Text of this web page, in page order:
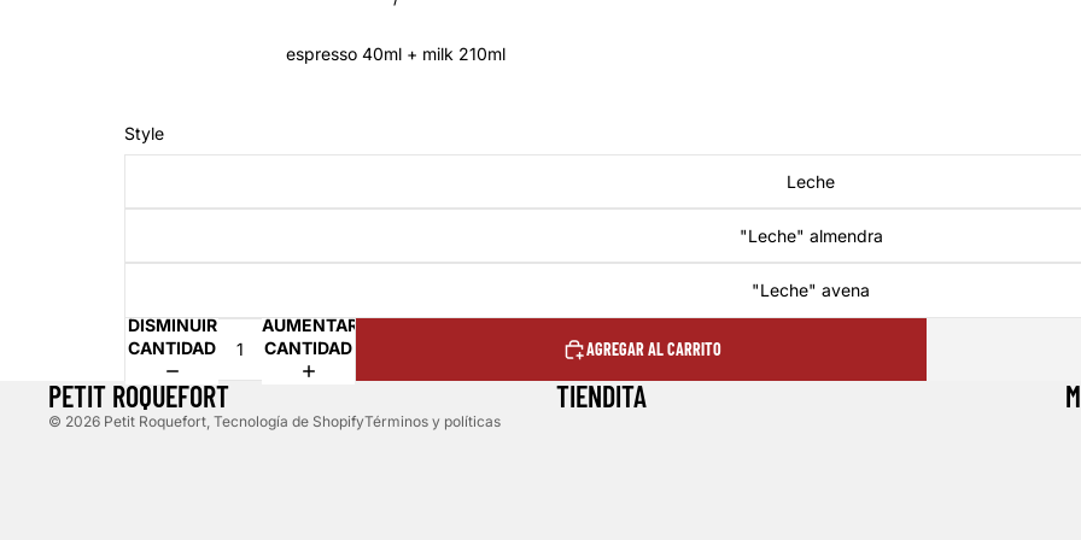
espresso 40ml + milk 210ml
Style
Leche
"Leche" almendra
"Leche" avena
DISMINUIR
CANTIDAD
AUMENTAR
CANTIDAD
AGREGAR AL CARRITO
PETIT ROQUEFORT TIENDITA
© 2026 Petit Roquefort Tecnología de ShopifyTérminos y políticas
Política de envío